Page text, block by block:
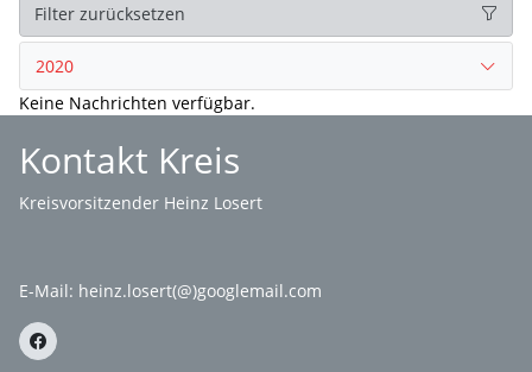
Filter zurücksetzen
2020
Keine Nachrichten verfügbar.
Kontakt Kreis
Kreisvorsitzender Heinz Losert
E-Mail: heinz.losert(@)googlemail.com